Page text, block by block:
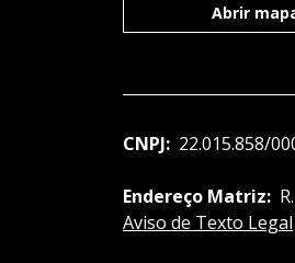
Abrir
CNPJ: 22.015.858/
Endereço Matriz:
Aviso de Texto Legal